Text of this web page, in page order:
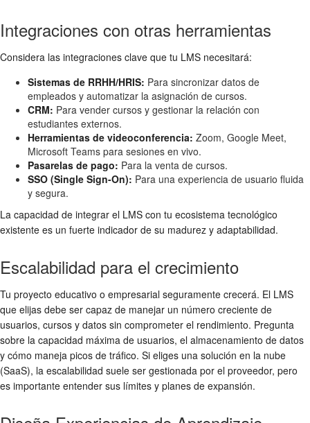
Integraciones con otras herramientas
Considera las integraciones clave que tu LMS necesitará:
Sistemas de RRHH/HRIS: Para sincronizar datos de
empleados y automatizar la asignación de cursos.
CRM: Para vender cursos y gestionar la relación con
estudiantes externos.
Herramientas de videoconferencia: Zoom, Google Meet,
Microsoft Teams para sesiones en vivo.
Pasarelas de pago: Para la venta de cursos.
SSO (Single Sign-On): Para una experiencia de usuario fluida
y segura.
La capacidad de integrar el LMS con tu ecosistema tecnológico
existente es un fuerte indicador de su madurez y adaptabilidad.
Escalabilidad para el crecimiento
Tu proyecto educativo o empresarial seguramente crecerá. El LMS
que elijas debe ser capaz de manejar un número creciente de
usuarios, cursos y datos sin comprometer el rendimiento. Pregunta
sobre la capacidad máxima de usuarios, el almacenamiento de datos
y cómo maneja picos de tráfico. Si eliges una solución en la nube
(SaaS), la escalabilidad suele ser gestionada por el proveedor, pero
es importante entender sus límites y planes de expansión.